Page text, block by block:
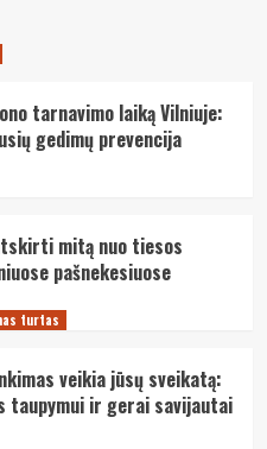
tarnavimo laiką Vilniuje:
gedimų prevencija
mitą nuo tiesos
pašnekesiuose
turtas
veikia jūsų sveikatą:
taupymui ir gerai savijautai